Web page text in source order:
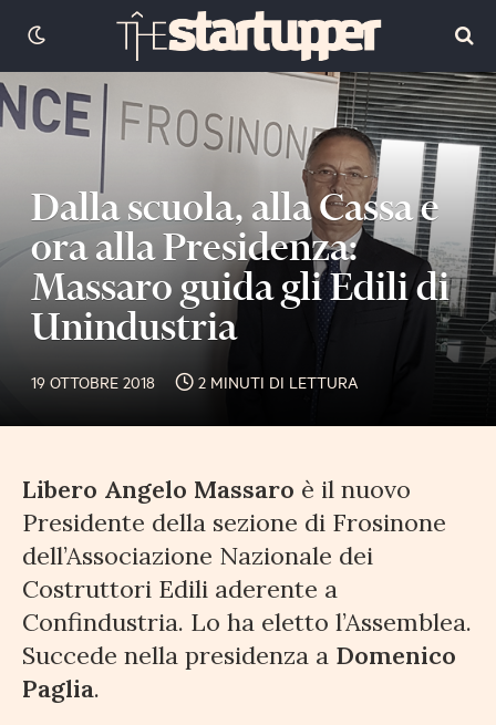
Dalla scuola, alla Cassa e
ora alla Presidenza:
Massaro guida gli Edili di
Unindustria
19 OTTOBRE 2018 2 MINUTI DI LETTURA
Libero Angelo Massaro è il nuovo
Presidente della sezione di Frosinone
dell’Associazione Nazionale dei
Costruttori Edili aderente a
Confindustria. Lo ha eletto l’Assemblea.
Succede nella presidenza a Domenico
Paglia.